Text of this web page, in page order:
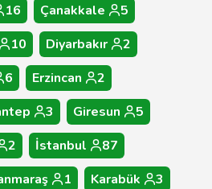
16 Çanakkale
5
10 Diyarbakır
2
6 Erzincan
2
3 Giresun
5
2 İstanbul
87
1 Karabük
3